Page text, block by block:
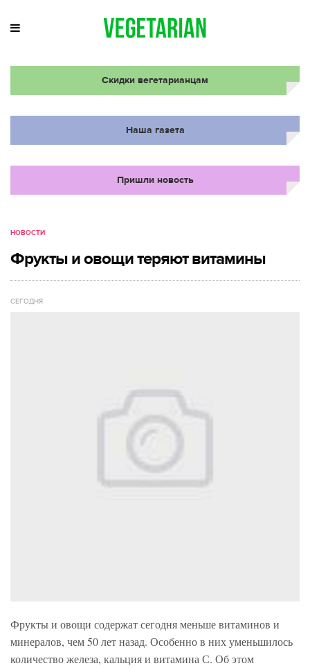
Скидки вегетарианцам
Наша газета
Пришли новость
НОВОСТИ
Фрукты и овощи теряют витамины
СЕГОДНЯ
Фрукты и овощи содержат сегодня меньше витаминов и
минералов, чем 50 лет назад. Особенно в них уменьшилось
количество железа, кальция и витамина С. Об этом